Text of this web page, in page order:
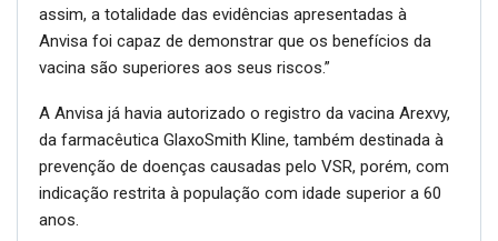
assim, a totalidade das evidências apresentadas à
Anvisa foi capaz de demonstrar que os benefícios da
vacina são superiores aos seus riscos.”
A Anvisa já havia autorizado o registro da vacina Arexvy,
da farmacêutica GlaxoSmith Kline, também destinada à
prevenção de doenças causadas pelo VSR, porém, com
indicação restrita à população com idade superior a 60
anos.